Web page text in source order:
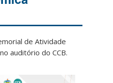
de Atividade
auditório do CCB.